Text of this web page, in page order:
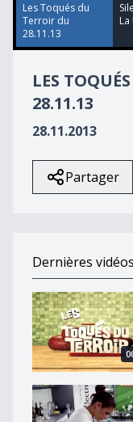
43
seconds
Les Toqués du
Terroir du
28.11.13
La
LES
28.11.13
28.11.2013
Partager
Dernières vidéos
Les Toqués du
Finale 2/2 – Les